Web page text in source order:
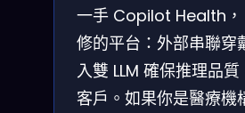
一手 Copilot Health
修的平台：外部串聯穿
入雙 LLM 確保推理品
客戶。如果你是醫療機